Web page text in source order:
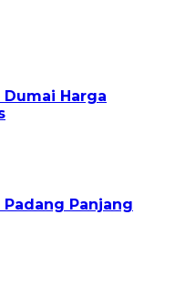
Dumai Harga
Padang Panjang